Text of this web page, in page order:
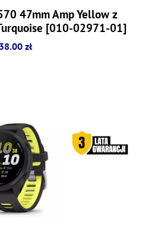
47mm Amp Yellow z
[010-02971-01]
zł